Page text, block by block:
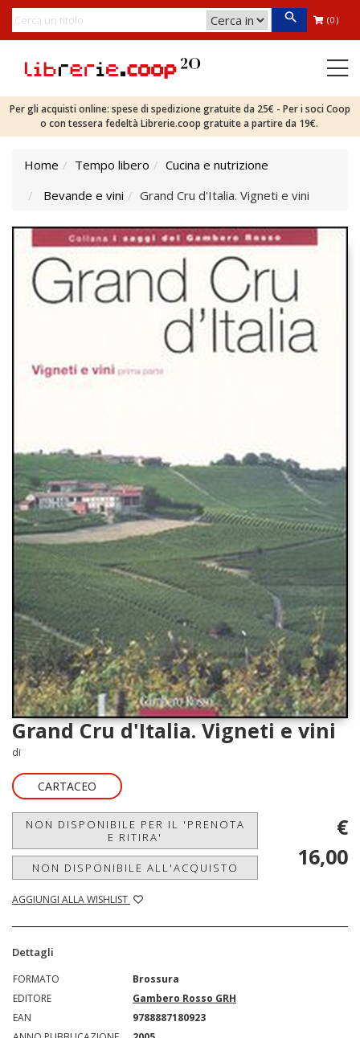
(0)
Per gli acquisti online: spese di spedizione gratuite da 25€ - Per i soci Coop
o con tessera fedeltà Librerie.coop gratuite a partire da 19€.
Home Tempo libero
Cucina e nutrizione
Bevande e vini
Grand Cru d'Italia. Vigneti e vini
Grand Cru d'Italia. Vigneti e vini
di
CARTACEO
NON DISPONIBILE PER IL 'PRENOTA
E RITIRA'
NON DISPONIBILE ALL'ACQUISTO
AGGIUNGI ALLA WISHLIST
€
16,00
Dettagli
FORMATO
Brossura
EDITORE
Gambero Rosso GRH
EAN
9788887180923